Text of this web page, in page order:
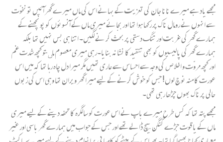
مجھے یاد ہے میرے نانا جان کی تعزیت کے بہانے اس کی ماں میرے گھر آئیں تو نخوّت
سے انہوں نے رومال ناک پر رکھا ہوا تھا اور بجائے میری ماں کے آنسوئوں کو پونچھنے کے
ہمارے گھر کی غربت اور تنگ دستی پر بحث کر نے لگیں۔ اتنا ہی بس نہیں تھا بلکہ
ہمارے گھر کی پالیسیوں کو بھی تنقید کا نشانہ بنایا۔رہی میری معصوم ماںتو کچھ شدت غم
اور کچھ مروّت و اخلا ص کی وجہ سے احساس سے عاری تھیں مگر میرا دل چاہ رہا تھا کہ میں اس
عورت کا منہ نوچ لوں! جس کو خوش کرنے کے لیے میرا گھر ویران تھا وہی اس کی زبوں
حالی پر ناک بھوں چڑھا رہی تھی۔
مجھے پتہ تھا کہ کس طرح میرے باپ نے اس عورت کو سالگرہ کا تحفہ دینے کے لیے میری
ماں کے یاقوت جڑے کنگن بیچ ڈالے تھے اور جس کے جواب میں ہمارے گھر باسی اور غیر